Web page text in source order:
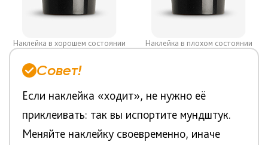
Наклейка в хорошем состоянии Наклейка в плохом состоянии
Совет!
Если наклейка «ходит», не нужно её
приклеивать: так вы испортите мундштук.
Меняйте наклейку своевременно, иначе